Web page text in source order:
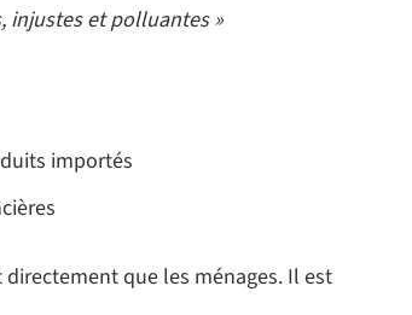
injustes et polluantes »
importés
que les ménages. Il est